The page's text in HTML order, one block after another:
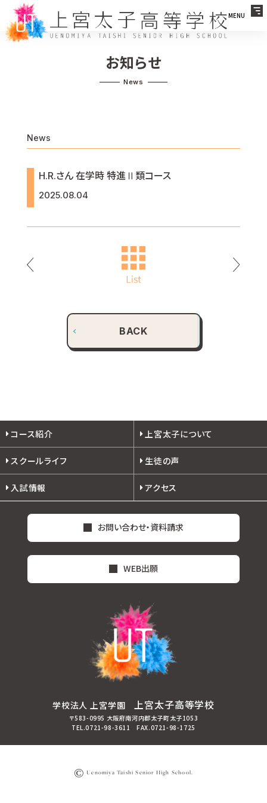
MENU
お知らせ
News
H.R.さん 在学時 特進Ⅱ類コース
2025.08.04
BACK
コース紹介 上宮太子について
スクールライフ 生徒の声
入試情報 アクセス
お問い合わせ・資料請求
WEB出願
学校法人 上宮学園上宮太子高等学校
〒583-0995 大阪府南河内郡太子町太子1053
TEL.0721-98-3611 FAX.0721-98-1725
© Uenomiya Taishi Senior High School.